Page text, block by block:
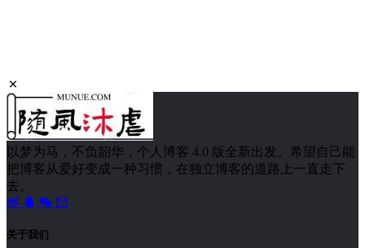
以梦为马，不负韶华，个人博客 4.0 版全新出发。希望自己能
把博客从爱好变成一种习惯，在独立博客的道路上一直走下
去。
关于我们